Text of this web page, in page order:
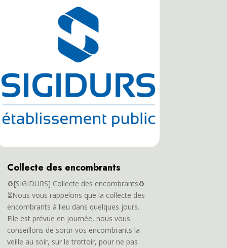
Collecte des encombrants
♻️[SIGIDURS] Collecte des encombrants♻️
⏳Nous vous rappelons que la collecte des
encombrants à lieu dans quelques jours.
Elle est prévue en journée, nous vous
conseillons de sortir vos encombrants la
veille au soir, sur le trottoir, pour ne pas